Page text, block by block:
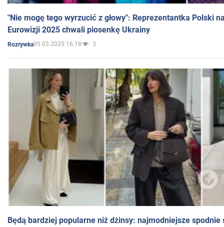
"Nie mogę tego wyrzucić z głowy": Reprezentantka Polski
Eurowizji 2025 chwali piosenkę Ukrainy
Rozrywka05.03.2025 16:18 3
Będą bardziej popularne niż dżinsy: najmodniejsze spodnie